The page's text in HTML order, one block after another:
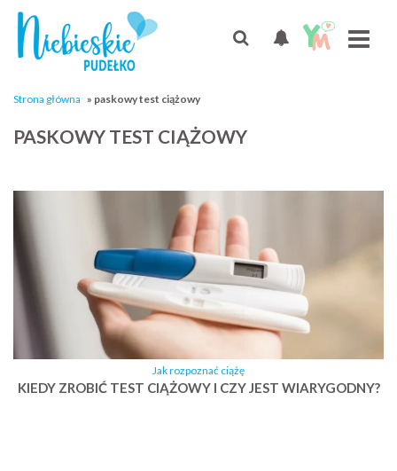
Strona główna » paskowy test ciążowy
PASKOWY TEST CIĄŻOWY
Jak rozpoznać ciążę
KIEDY ZROBIĆ TEST CIĄŻOWY I CZY JEST WIARYGODNY?